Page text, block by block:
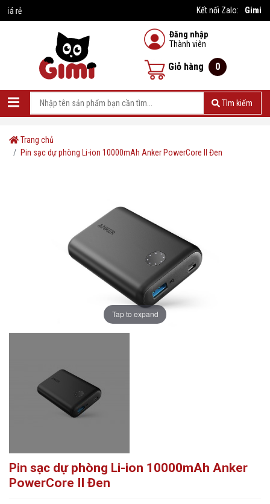
Trang chủ
Pin sạc dự phòng Li-ion 10000mAh Anker PowerCore II Đen
Tap to expand
Pin sạc dự phòng Li-ion 10000mAh Anker
PowerCore II Đen
Kết nối Zalo: Gimi
Đăng nhập
Thành viên
Giỏ hàng 0
Tìm kiếm